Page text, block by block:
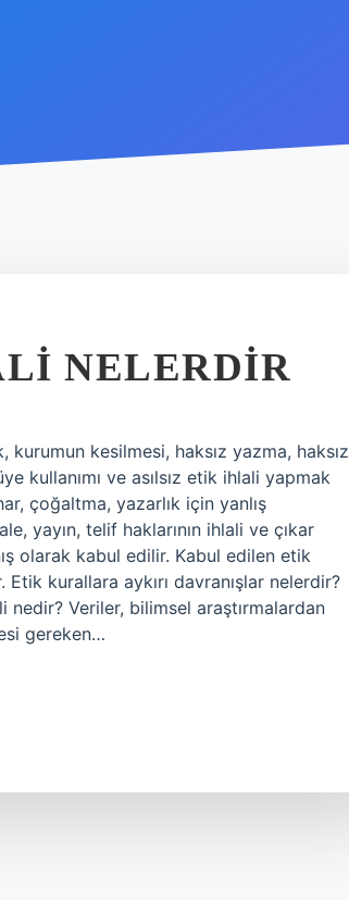
NELERDIR
kurumun kesilmesi, haksız yazma, haksız
kullanımı ve asılsız etik ihlali yapmak
çoğaltma, yazarlık için yanlış
yayın, telif haklarının ihlali ve çıkar
olarak kabul edilir. Kabul edilen etik
Etik kurallara aykırı davranışlar nelerdir?
nedir? Veriler, bilimsel araştırmalardan
gereken…